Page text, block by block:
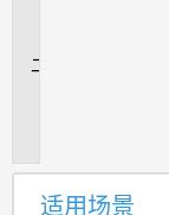
适用场景